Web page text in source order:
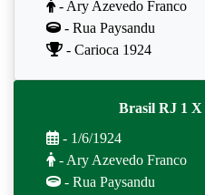
- Ary Azevedo Franco
- Rua Paysandu
- Carioca 1924
Brasil RJ 1 X
- 1/6/1924
- Ary Azevedo Franco
- Rua Paysandu